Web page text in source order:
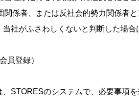
関係者、または反社会的勢力関係者
当社がふさわしくないと判断した場合
員登録）
、STORESのシステムで、必要事項